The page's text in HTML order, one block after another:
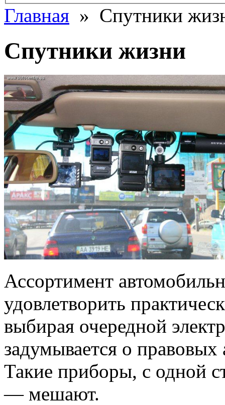
Главная » Спутники
Спутники жизни
Ассортимент
удовлетворить
выбирая очередной
задумывается о правовых
Такие приборы, с одной
— мешают.